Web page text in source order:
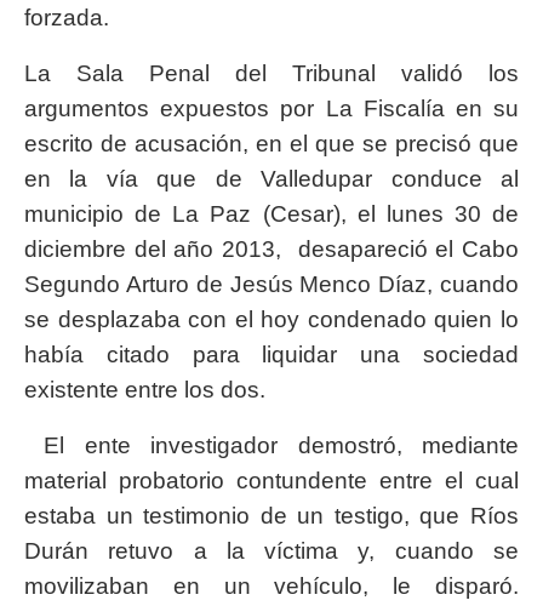
forzada.
La Sala Penal del Tribunal validó los
argumentos expuestos por La Fiscalía en su
escrito de acusación, en el que se precisó que
en la vía que de Valledupar conduce al
municipio de La Paz (Cesar), el lunes 30 de
diciembre del año 2013, desapareció el Cabo
Segundo Arturo de Jesús Menco Díaz, cuando
se desplazaba con el hoy condenado quien lo
había citado para liquidar una sociedad
existente entre los dos.
El ente investigador demostró, mediante
material probatorio contundente entre el cual
estaba un testimonio de un testigo, que Ríos
Durán retuvo a la víctima y, cuando se
movilizaban en un vehículo, le disparó.